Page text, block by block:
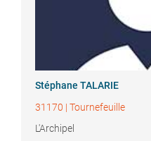
Stéphane TALARIE
31170 | Tournefeuille
L'Archipel